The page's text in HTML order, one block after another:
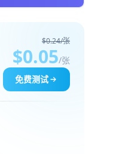
$0.24/张
$0.05/张
免费测试